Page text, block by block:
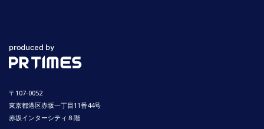
〒107-0052
東京都港区赤坂一丁目11番44号
赤坂インターシティ８階